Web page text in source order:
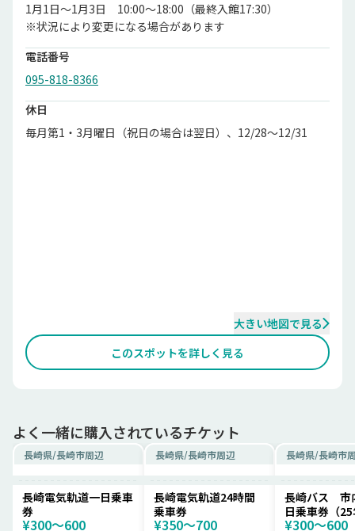
1月1日～1月3日　10:00～18:00（最終入館17:30）
※状況により変更になる場合があります
電話番号
095-818-8366
休日
毎月第1・3月曜日（祝日の場合は翌日）、12/28～12/31
大きい地図で見る
このスポットを詳しく見る
よく一緒に購入されているチケット
長崎県/長崎市周辺
長崎電気軌道一日乗車
券
¥300〜600
長崎県/長崎市周辺
長崎電気軌道24時間
乗車券
¥350〜700
長崎県/長崎市
長崎バス 市
日乗車券（
～）
¥300〜600